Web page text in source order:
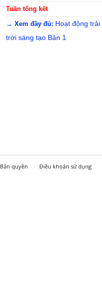
Tuần tổng kết
→ Xem đầy đủ: Hoạt động
trời sáng tạo Bản 1
Bản quyền Điều khoản sử dụng